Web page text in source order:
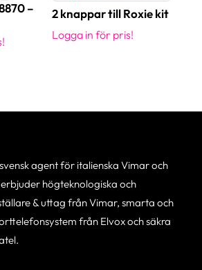
–
2 knappar till Roxie kit
Logga in för pris!
agent för italienska Vimar och
högteknologiska och
& uttag från Vimar, smarta och
från Elvox och säkra